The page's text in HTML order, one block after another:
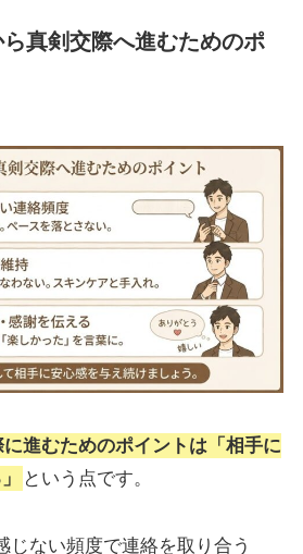
真剣交際へ進むためのポ
進むためのポイントは「相手に
という点です。
じない頻度で連絡を取り合う